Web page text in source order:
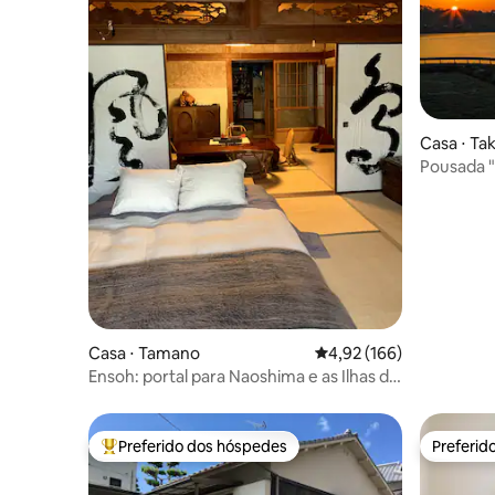
Casa ⋅ Tamano 4,92 de uma avaliação
4,92 (166)
Ensoh: portal para Naoshima e as Ilhas da
Casa ⋅
Pousada
Entre os melhores preferidos dos hóspedes
Preferido dos hóspedes